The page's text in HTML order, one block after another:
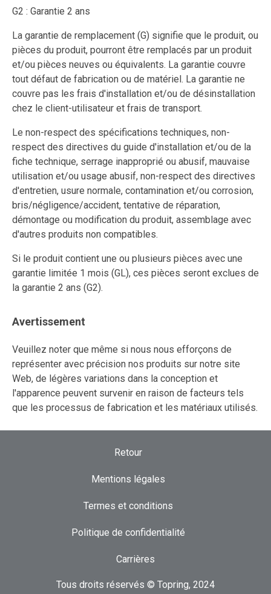
G2 : Garantie 2 ans
La garantie de remplacement (G) signifie que le produit, ou
pièces du produit, pourront être remplacés par un produit
et/ou pièces neuves ou équivalents. La garantie couvre
tout défaut de fabrication ou de matériel. La garantie ne
couvre pas les frais d'installation et/ou de désinstallation
chez le client-utilisateur et frais de transport.
Le non-respect des spécifications techniques, non-
respect des directives du guide d'installation et/ou de la
fiche technique, serrage inapproprié ou abusif, mauvaise
utilisation et/ou usage abusif, non-respect des directives
d'entretien, usure normale, contamination et/ou corrosion,
bris/négligence/accident, tentative de réparation,
démontage ou modification du produit, assemblage avec
d'autres produits non compatibles.
Si le produit contient une ou plusieurs pièces avec une
garantie limitée 1 mois (GL), ces pièces seront exclues de
la garantie 2 ans (G2).
Avertissement
Veuillez noter que même si nous nous efforçons de
représenter avec précision nos produits sur notre site
Web, de légères variations dans la conception et
l'apparence peuvent survenir en raison de facteurs tels
que les processus de fabrication et les matériaux utilisés.
Retour
Mentions légales
Termes et conditions
Politique de confidentialité
Carrières
Tous droits réservés © Topring, 2024